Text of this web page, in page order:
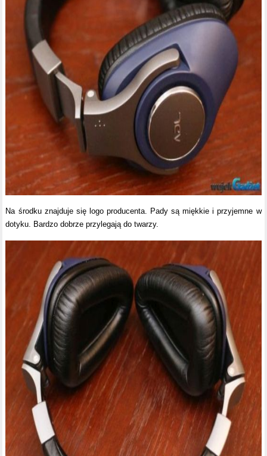
Na środku znajduje się logo producenta. Pady są miękkie i przyjemne w
dotyku. Bardzo dobrze przylegają do twarzy.